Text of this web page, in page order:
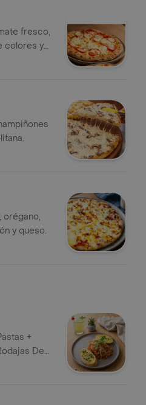
fresco,
colores y
orégano,
y queso.
+
De